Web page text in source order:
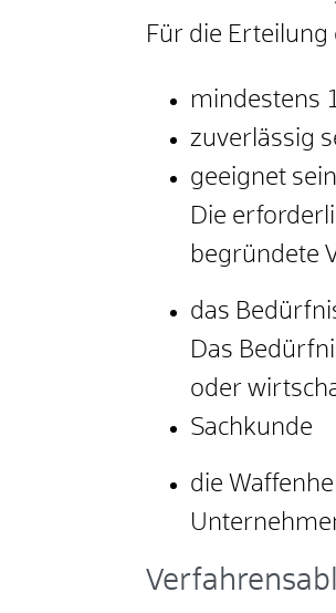
Für die
mindestens
zuverlässig
geeignet
Die
begründete
das
Das
oder
Sachkunde
die